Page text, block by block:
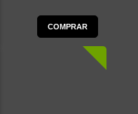
COMPRAR